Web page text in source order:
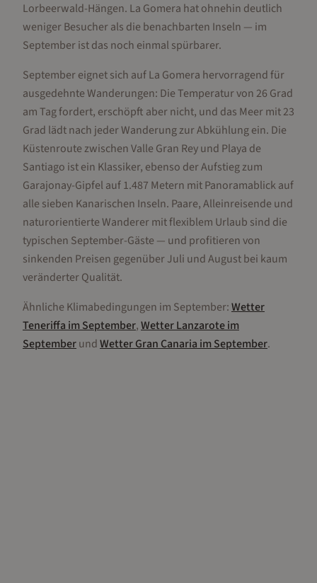
Lorbeerwald-Hängen. La Gomera hat ohnehin deutlich
weniger Besucher als die benachbarten Inseln — im
September ist das noch einmal spürbarer.
September eignet sich auf La Gomera hervorragend für
ausgedehnte Wanderungen: Die Temperatur von 26 Grad
am Tag fordert, erschöpft aber nicht, und das Meer mit 23
Grad lädt nach jeder Wanderung zur Abkühlung ein. Die
Küstenroute zwischen Valle Gran Rey und Playa de
Santiago ist ein Klassiker, ebenso der Aufstieg zum
Garajonay-Gipfel auf 1.487 Metern mit Panoramablick auf
alle sieben Kanarischen Inseln. Paare, Alleinreisende und
naturorientierte Wanderer mit flexiblem Urlaub sind die
typischen September-Gäste — und profitieren von
sinkenden Preisen gegenüber Juli und August bei kaum
veränderter Qualität.
Ähnliche Klimabedingungen im September:Wetter
Teneriffa imSeptember,WetterLanzaroteim
SeptemberundWetterGran Canaria imSeptember.